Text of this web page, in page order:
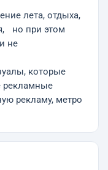
лета, отдыха,
но при этом
не
которые
рекламные
рекламу, метро